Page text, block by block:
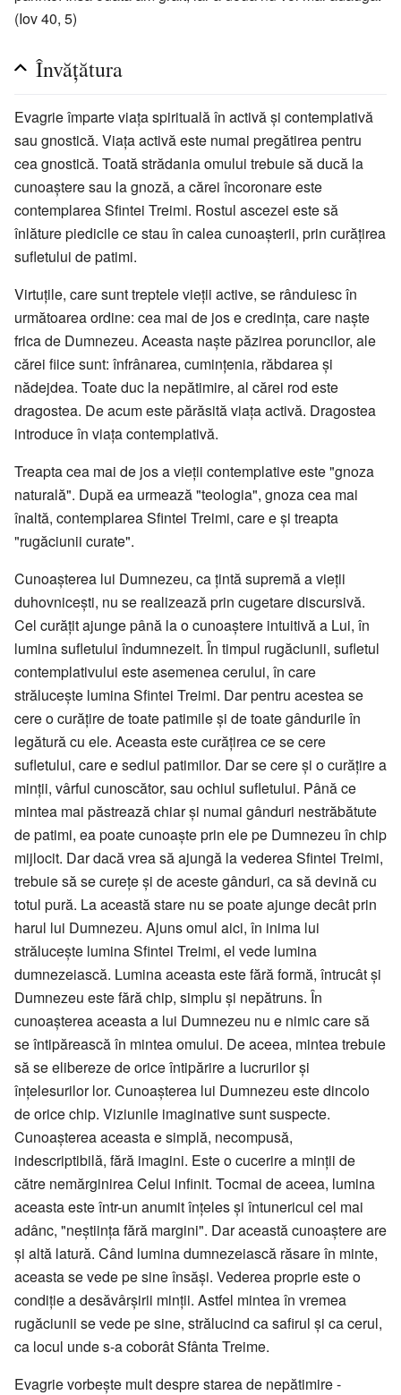
(Iov 40, 5)
Învăţătura
Evagrie împarte viaţa spirituală în activă şi contemplativă
sau gnostică. Viaţa activă este numai pregătirea pentru
cea gnostică. Toată strădania omului trebuie să ducă la
cunoaştere sau la gnoză, a cărei încoronare este
contemplarea Sfintei Treimi. Rostul ascezei este să
înlăture piedicile ce stau în calea cunoaşterii, prin curăţirea
sufletului de patimi.
Virtuţile, care sunt treptele vieţii active, se rânduiesc în
următoarea ordine: cea mai de jos e credinţa, care naşte
frica de Dumnezeu. Aceasta naşte păzirea poruncilor, ale
cărei fiice sunt: înfrânarea, cuminţenia, răbdarea şi
nădejdea. Toate duc la nepătimire, al cărei rod este
dragostea. De acum este părăsită viaţa activă. Dragostea
introduce în viaţa contemplativă.
Treapta cea mai de jos a vieţii contemplative este "gnoza
naturală". După ea urmează "teologia", gnoza cea mai
înaltă, contemplarea Sfintei Treimi, care e şi treapta
"rugăciunii curate".
Cunoaşterea lui Dumnezeu, ca ţintă supremă a vieţii
duhovniceşti, nu se realizează prin cugetare discursivă.
Cel curăţit ajunge până la o cunoaştere intuitivă a Lui, în
lumina sufletului îndumnezeit. În timpul rugăciunii, sufletul
contemplativului este asemenea cerului, în care
străluceşte lumina Sfintei Treimi. Dar pentru acestea se
cere o curăţire de toate patimile şi de toate gândurile în
legătură cu ele. Aceasta este curăţirea ce se cere
sufletului, care e sediul patimilor. Dar se cere şi o curăţire a
minţii, vârful cunoscător, sau ochiul sufletului. Până ce
mintea mai păstrează chiar şi numai gânduri nestrăbătute
de patimi, ea poate cunoaşte prin ele pe Dumnezeu în chip
mijlocit. Dar dacă vrea să ajungă la vederea Sfintei Treimi,
trebuie să se cureţe şi de aceste gânduri, ca să devină cu
totul pură. La această stare nu se poate ajunge decât prin
harul lui Dumnezeu. Ajuns omul aici, în inima lui
străluceşte lumina Sfintei Treimi, el vede lumina
dumnezeiască. Lumina aceasta este fără formă, întrucât şi
Dumnezeu este fără chip, simplu şi nepătruns. În
cunoaşterea aceasta a lui Dumnezeu nu e nimic care să
se întipărească în mintea omului. De aceea, mintea trebuie
să se elibereze de orice întipărire a lucrurilor şi
înţelesurilor lor. Cunoaşterea lui Dumnezeu este dincolo
de orice chip. Viziunile imaginative sunt suspecte.
Cunoaşterea aceasta e simplă, necompusă,
indescriptibilă, fără imagini. Este o cucerire a minţii de
către nemărginirea Celui infinit. Tocmai de aceea, lumina
aceasta este într-un anumit înţeles şi întunericul cel mai
adânc, "neştiinţa fără margini". Dar această cunoaştere are
şi altă latură. Când lumina dumnezeiască răsare în minte,
aceasta se vede pe sine însăşi. Vederea proprie este o
condiţie a desăvârşirii minţii. Astfel mintea în vremea
rugăciunii se vede pe sine, strălucind ca safirul şi ca cerul,
ca locul unde s-a coborât Sfânta Treime.
Evagrie vorbeşte mult despre starea de nepătimire -